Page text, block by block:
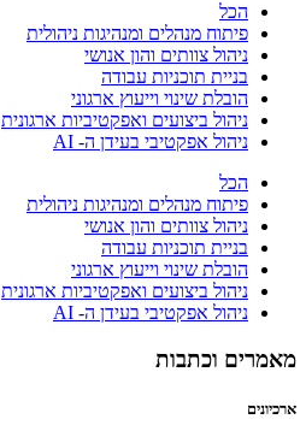
הכל
פיתוח מנהלים ומנהיגות ניהולית
ניהול צוותים והון אנושי
בניית תוכניות עבודה
הובלת שינוי וייעוץ ארגוני
ניהול ביצועים ואפקטיביות ארגונית
ניהול אפקטיבי בעידן ה- AI
הכל
פיתוח מנהלים ומנהיגות ניהולית
ניהול צוותים והון אנושי
בניית תוכניות עבודה
הובלת שינוי וייעוץ ארגוני
ניהול ביצועים ואפקטיביות ארגונית
ניהול אפקטיבי בעידן ה- AI
מאמרים וכתבות
ארכיונים